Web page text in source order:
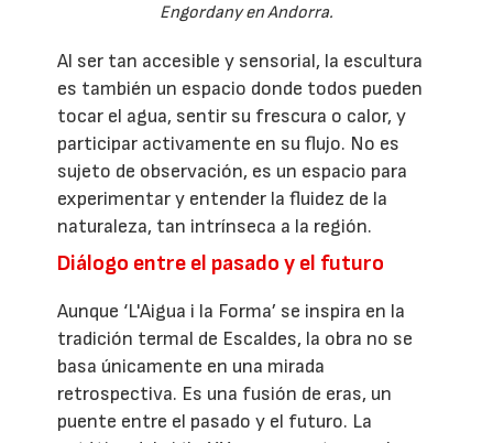
Engordany en Andorra.
Al ser tan accesible y sensorial, la escultura
es también un espacio donde todos pueden
tocar el agua, sentir su frescura o calor, y
participar activamente en su flujo. No es
sujeto de observación, es un espacio para
experimentar y entender la fluidez de la
naturaleza, tan intrínseca a la región.
Diálogo entre el pasado y el futuro
Aunque ‘L'Aigua i la Forma’ se inspira en la
tradición termal de Escaldes, la obra no se
basa únicamente en una mirada
retrospectiva. Es una fusión de eras, un
puente entre el pasado y el futuro. La